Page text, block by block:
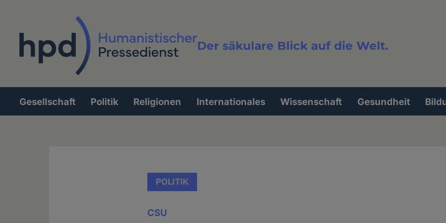
Der säkulare Blick auf die Welt.
Volltextsuche
Hauptnavigation
Gesellschaft Politik Religionen Internationales Wissenschaft Gesundheit
POLITIK
CSU